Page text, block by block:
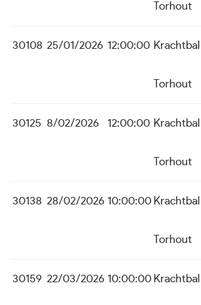
Torhout
30108 25/01/2026 12:00:00 Krachtbal
Torhout
30125 8/02/2026 12:00:00 Krachtbal
Torhout
30138 28/02/2026 10:00:00 Krachtbal
Torhout
30159 22/03/2026 10:00:00 Krachtbal